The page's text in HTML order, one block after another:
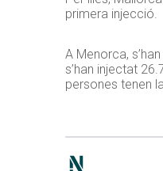
primera injecció.
A Menorca,
s’han injectat
persones tenen